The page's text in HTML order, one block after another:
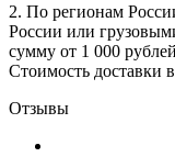
2. По регионам
России или
сумму от 1 000
Стоимость доставки
Отзывы